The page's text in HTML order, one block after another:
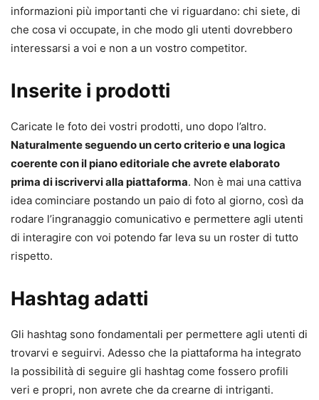
informazioni più importanti che vi riguardano: chi siete, di
che cosa vi occupate, in che modo gli utenti dovrebbero
interessarsi a voi e non a un vostro competitor.
Inserite i prodotti
Caricate le foto dei vostri prodotti, uno dopo l’altro.
Naturalmente seguendo un certo criterio e una logica
coerente con il piano editoriale che avrete elaborato
prima di iscrivervi alla piattaforma. Non è mai una cattiva
idea cominciare postando un paio di foto al giorno, così da
rodare l’ingranaggio comunicativo e permettere agli utenti
di interagire con voi potendo far leva su un roster di tutto
rispetto.
Hashtag adatti
Gli hashtag sono fondamentali per permettere agli utenti di
trovarvi e seguirvi. Adesso che la piattaforma ha integrato
la possibilità di seguire gli hashtag come fossero profili
veri e propri, non avrete che da crearne di intriganti.